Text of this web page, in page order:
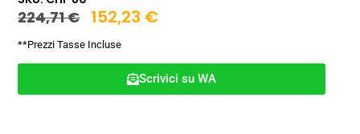
224,71€ 152,23 €
**Prezzi Tasse Incluse
Scrivici su WA